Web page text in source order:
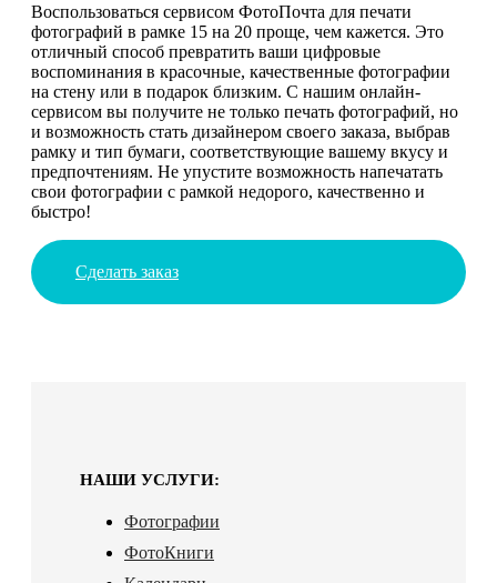
Воспользоваться сервисом ФотоПочта для печати
фотографий в рамке 15 на 20 проще, чем кажется. Это
отличный способ превратить ваши цифровые
воспоминания в красочные, качественные фотографии
на стену или в подарок близким. С нашим онлайн-
сервисом вы получите не только печать фотографий, но
и возможность стать дизайнером своего заказа, выбрав
рамку и тип бумаги, соответствующие вашему вкусу и
предпочтениям. Не упустите возможность напечатать
свои фотографии с рамкой недорого, качественно и
быстро!
Сделать заказ
НАШИ УСЛУГИ:
Фотографии
ФотоКниги